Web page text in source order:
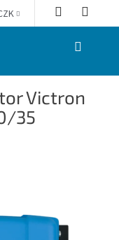
NÁKUPNÍ
Victron
35